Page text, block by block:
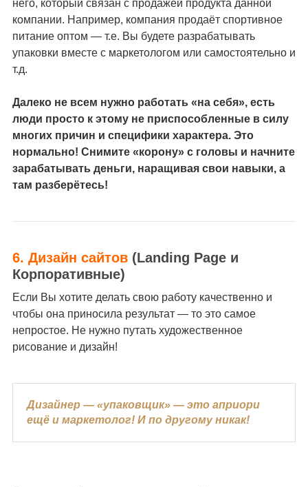
него, который связан с продажей продукта данной
компании. Например, компания продаёт спортивное
питание оптом — т.е. Вы будете разрабатывать
упаковки вместе с маркетологом или самостоятельно и
т.д.
Далеко не всем нужно работать «на себя», есть
люди просто к этому не приспособленные в силу
многих причин и специфики характера. Это
нормально! Снимите «корону» с головы и начните
зарабатывать деньги, наращивая свои навыки, а
там разберётесь!
6. Дизайн сайтов(Landing Page и
Корпоративные)
Если Вы хотите делать свою работу качественно и
чтобы она приносила результат — то это самое
непростое. Не нужно путать художественное
рисование и дизайн!
Дизайнер — «упаковщик» — это априори
ещё и маркетолог! И по другому никак!